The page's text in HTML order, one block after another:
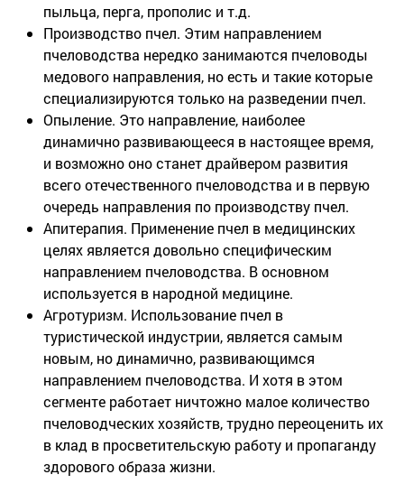
пыльца, перга, прополис и т.д.
Производство пчел. Этим направлением
пчеловодства нередко занимаются пчеловоды
медового направления, но есть и такие которые
специализируются только на разведении пчел.
Опыление. Это направление, наиболее
динамично развивающееся в настоящее время,
и возможно оно станет драйвером развития
всего отечественного пчеловодства и в первую
очередь направления по производству пчел.
Апитерапия. Применение пчел в медицинских
целях является довольно специфическим
направлением пчеловодства. В основном
используется в народной медицине.
Агротуризм. Использование пчел в
туристической индустрии, является самым
новым, но динамично, развивающимся
направлением пчеловодства. И хотя в этом
сегменте работает ничтожно малое количество
пчеловодческих хозяйств, трудно переоценить их
в клад в просветительскую работу и пропаганду
здорового образа жизни.